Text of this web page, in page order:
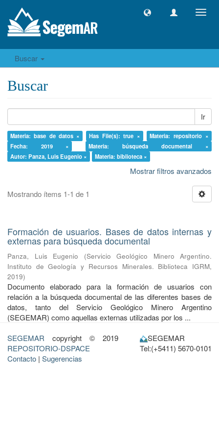
Buscar
Buscar
Ir
Materia: base de datos × Has File(s): true ×
Materia: repositorio ×
Fecha: 2019 ×
Materia: búsqueda documental ×
Autor: Panza, Luis Eugenio ×
Materia: biblioteca ×
Mostrar filtros avanzados
Mostrando ítems 1-1 de 1
Formación de usuarios. Bases de datos internas y
externas para búsqueda documental
Panza, Luis Eugenio (Servicio Geológico Minero Argentino.
Instituto de Geología y Recursos Minerales. Biblioteca IGRM,
2019)
Documento elaborado para la formación de usuarios con
relación a la búsqueda documental de las diferentes bases de
datos, tanto del Servicio Geológico Minero Argentino
(SEGEMAR) como aquellas externas utilizadas por los ...
SEGEMAR copyright © 2019
REPOSITORIO-DSPACE
Contacto | Sugerencias
SEGEMAR
Tel:(+5411) 5670-0101